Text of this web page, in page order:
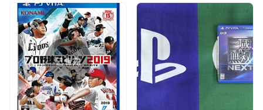
已售完